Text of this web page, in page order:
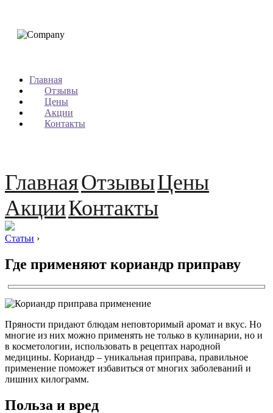
Главная
Отзывы
Цены
Акции
Контакты
ГлавнаяОтзывыЦены
АкцииКонтакты
Статьи ›
Где применяют кориандр приправу
Пряности придают блюдам неповторимый аромат и вкус. Но
многие из них можно применять не только в кулинарии, но и
в косметологии, использовать в рецептах народной
медицины. Кориандр – уникальная приправа, правильное
применение поможет избавиться от многих заболеваний и
лишних килограмм.
Польза и вред